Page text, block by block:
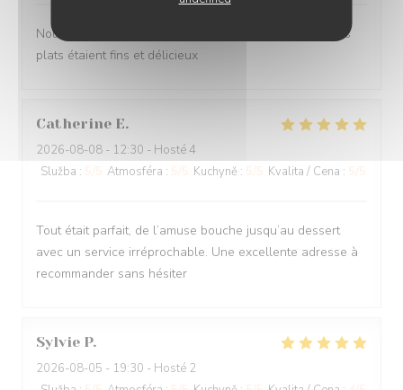
Nous avons passé un très bons moments Les différents
plats étaient fins et délicieux
Catherine E
2026-08-08 - 12:30 - Hosté 4
Služba : Atmosféra : Kuchyně : Kvalita / Cena :
Tout était parfait, de l’amuse bouche jusqu’au dessert
avec un service irréprochable. Une excellente adresse à
recommander sans hésiter
Sylvie P
2026-08-05 - 19:30 - Hosté 2